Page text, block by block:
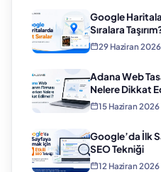
Google
Sıralara
29 Haziran 2026
Adana Web
Nelere Dikkat
15 Haziran 2026
Google’da İlk
SEO Tekniği
12 Haziran 2026